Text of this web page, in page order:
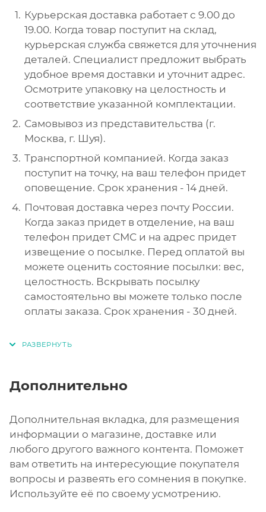
Курьерская доставка работает с 9.00 до
19.00. Когда товар поступит на склад,
курьерская служба свяжется для уточнения
деталей. Специалист предложит выбрать
удобное время доставки и уточнит адрес.
Осмотрите упаковку на целостность и
соответствие указанной комплектации.
Самовывоз из представительства (г.
Москва, г. Шуя).
Транспортной компанией. Когда заказ
поступит на точку, на ваш телефон придет
оповещение. Срок хранения - 14 дней.
Почтовая доставка через почту России.
Когда заказ придет в отделение, на ваш
телефон придет СМС и на адрес придет
извещение о посылке. Перед оплатой вы
можете оценить состояние посылки: вес,
целостность. Вскрывать посылку
самостоятельно вы можете только после
оплаты заказа. Срок хранения - 30 дней.
Дополнительно
Дополнительная вкладка, для размещения
информации о магазине, доставке или
любого другого важного контента. Поможет
вам ответить на интересующие покупателя
вопросы и развеять его сомнения в покупке.
Используйте её по своему усмотрению.